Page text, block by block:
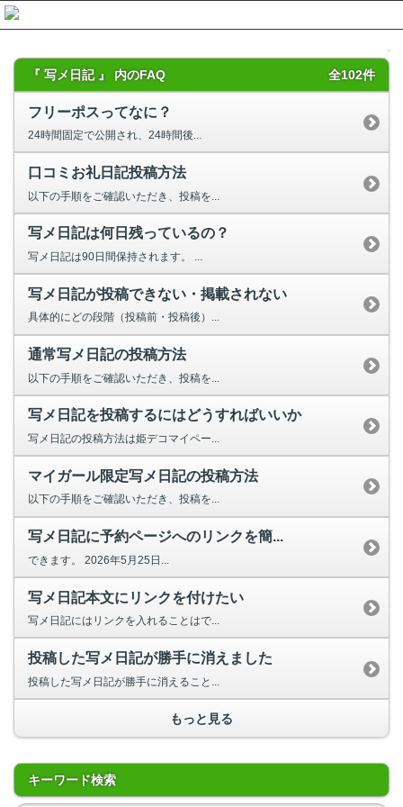
『 写メ日記 』 内のFAQ 全102件
フリーポスってなに？
24時間固定で公開され、24時間後...
口コミお礼日記投稿方法
以下の手順をご確認いただき、投稿を...
写メ日記は何日残っているの？
写メ日記は90日間保持されます。 ...
写メ日記が投稿できない・掲載されない
具体的にどの段階（投稿前・投稿後）...
通常写メ日記の投稿方法
以下の手順をご確認いただき、投稿を...
写メ日記を投稿するにはどうすればいいか
写メ日記の投稿方法は姫デコマイペー...
マイガール限定写メ日記の投稿方法
以下の手順をご確認いただき、投稿を...
写メ日記に予約ページへのリンクを簡...
できます。 2026年5月25日...
写メ日記本文にリンクを付けたい
写メ日記にはリンクを入れることはで...
投稿した写メ日記が勝手に消えました
投稿した写メ日記が勝手に消えること...
もっと見る
キーワード検索